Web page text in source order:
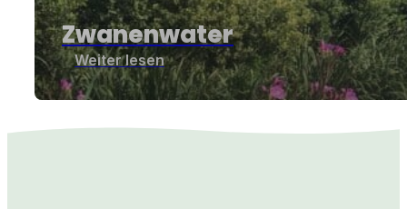
Zwanenwater
Weiter lesen